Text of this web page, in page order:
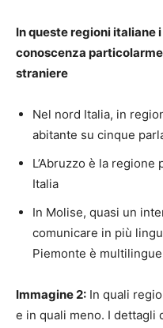
In queste regioni italiane
conoscenza
straniere
Nel nord Italia, in
abitante su cinque
L’Abruzzo è la
Italia
In Molise, quasi un
comunicare in più
Piemonte è
Immagine 2: In quali
e in quali meno. I dettagli